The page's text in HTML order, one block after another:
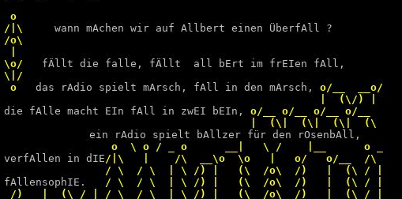
/|\
wann mAchen wir auf Allbert einen ÜberfAll ?
/
\o/
fÄllt die falle, fÄllt  all bErt im frEIen fAll,
o das rAdio spielt mArsch, fAll in den mArsch,
o/__
die fAlle macht EIn fAll in zwEI bEIn,
o/__ o/__ o/__
ein rAdio spielt bAllzer für den rOsenbAll,
verfAllen in dIE/|\   |    /\  __\o  \o   |   o/   o/
fAllensophIE.
/ \  / \  | \ /) |   (\  /o\  /)   |